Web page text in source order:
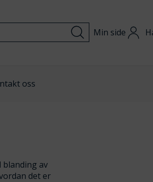
Min side
oss
blanding av
det er